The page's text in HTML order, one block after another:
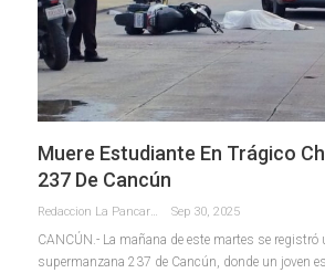
Muere Estudiante En Trágico
237 De Cancún
Redaccion La Pancarta De Quintana Roo Sep 30, 2025
CANCÚN.- La mañana de este martes se registró
supermanzana 237 de Cancún, donde un joven